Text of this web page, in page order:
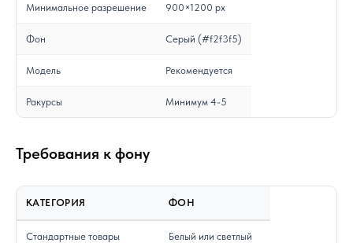
Минимальное разрешение 900×1200 px
Фон Серый (#f2f3f5)
Модель Рекомендуется
Ракурсы Минимум 4-5
Требования к фону
КАТЕГОРИЯ ФОН
Стандартные товары Белый или светлый